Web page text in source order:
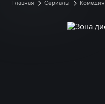
Главная Сериалы Комедия